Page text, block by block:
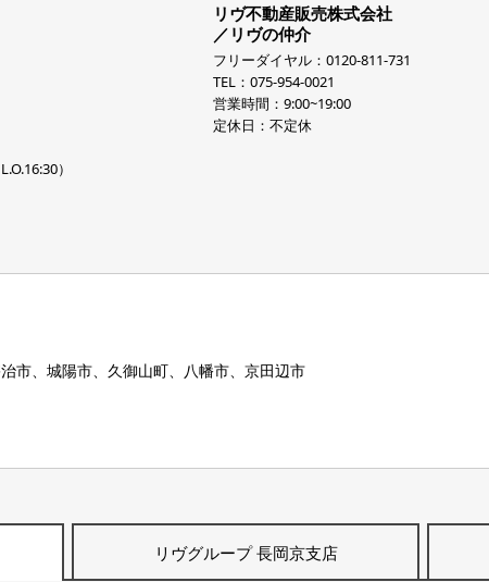
）
リヴ不動産販売株式会社
／リヴの仲介
フリーダイヤル：0120-811-731
TEL：075-954-0021
営業時間：9:00~19:00
定休日：不定休
市、城陽市、久御山町、八幡市、京田辺市
リヴグループ 長岡京支店